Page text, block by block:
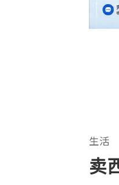
生活
卖